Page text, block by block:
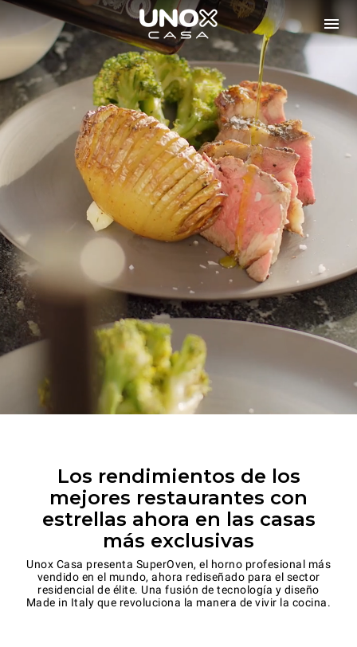
Los rendimientos de los
mejores restaurantes con
estrellas ahora en las casas
más exclusivas
Unox Casa presenta SuperOven, el horno profesional más
vendido en el mundo, ahora rediseñado para el sector
residencial de élite. Una fusión de tecnología y diseño
Made in Italy que revoluciona la manera de vivir la cocina.